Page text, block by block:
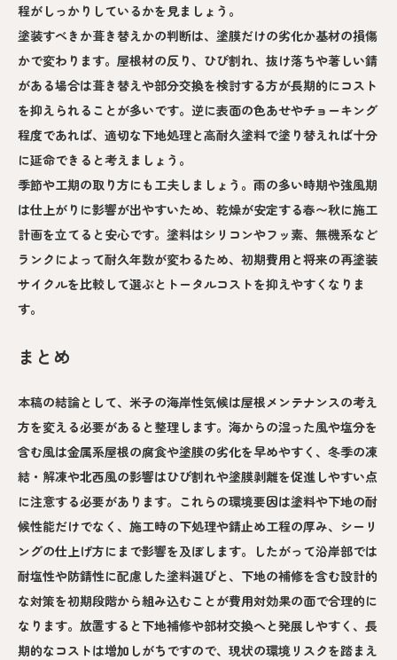
程がしっかりしているかを見ましょう。
塗装すべきか葺き替えかの判断は、塗膜だけの劣化か基材の損傷
かで変わります。屋根材の反り、ひび割れ、抜け落ちや著しい錆
がある場合は葺き替えや部分交換を検討する方が長期的にコスト
を抑えられることが多いです。逆に表面の色あせやチョーキング
程度であれば、適切な下地処理と高耐久塗料で塗り替えれば十分
に延命できると考えましょう。
季節や工期の取り方にも工夫しましょう。雨の多い時期や強風期
は仕上がりに影響が出やすいため、乾燥が安定する春〜秋に施工
計画を立てると安心です。塗料はシリコンやフッ素、無機系など
ランクによって耐久年数が変わるため、初期費用と将来の再塗装
サイクルを比較して選ぶとトータルコストを抑えやすくなりま
す。
まとめ
本稿の結論として、米子の海岸性気候は屋根メンテナンスの考え
方を変える必要があると整理します。海からの湿った風や塩分を
含む風は金属系屋根の腐食や塗膜の劣化を早めやすく、冬季の凍
結・解凍や北西風の影響はひび割れや塗膜剥離を促進しやすい点
に注意する必要があります。これらの環境要因は塗料や下地の耐
候性能だけでなく、施工時の下処理や錆止め工程の厚み、シーリ
ングの仕上げ方にまで影響を及ぼします。したがって沿岸部では
耐塩性や防錆性に配慮した塗料選びと、下地の補修を含む設計的
な対策を初期段階から組み込むことが費用対効果の面で合理的に
なります。放置すると下地補修や部材交換へと発展しやすく、長
期的なコストは増加しがちですので、現状の環境リスクを踏まえ